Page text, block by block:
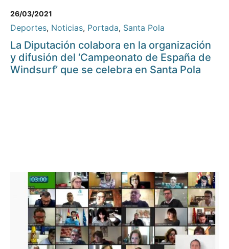
26/03/2021
Deportes, Noticias, Portada, Santa Pola
La Diputación colabora en la organización
y difusión del ‘Campeonato de España de
Windsurf’ que se celebra en Santa Pola